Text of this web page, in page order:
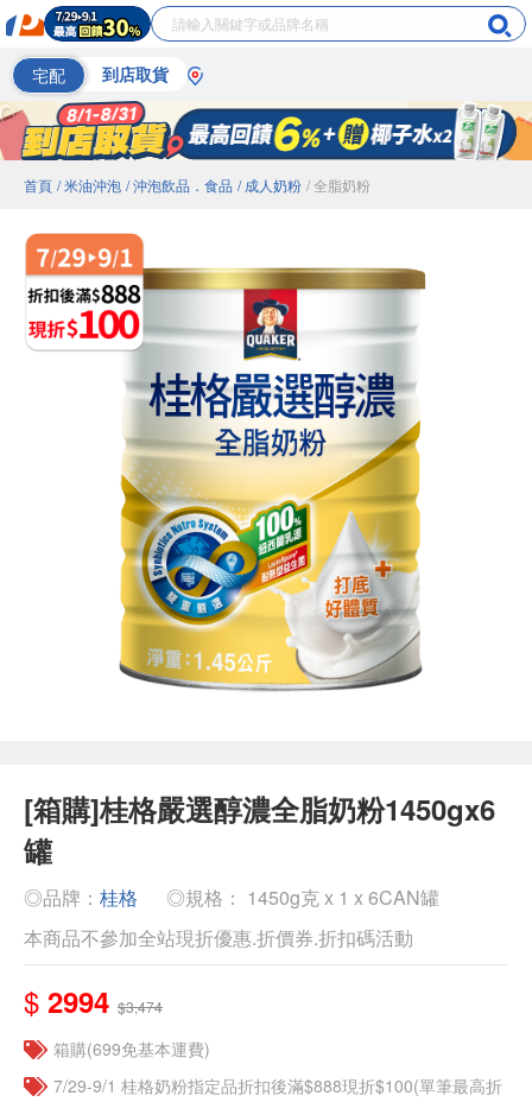
宅配 到店取貨
首頁 / 米油沖泡 / 沖泡飲品．食品 / 成人奶粉 / 全脂奶粉
[箱購]桂格嚴選醇濃全脂奶粉1450gx6
罐
◎品牌： 桂格
◎規格： 1450g克 x 1 x 6CAN罐
本商品不參加全站現折優惠.折價券.折扣碼活動
$ 2994 $3,474
箱購(699免基本運費)
7/29-9/1 桂格奶粉指定品折扣後滿$888現折$100(單筆最高折